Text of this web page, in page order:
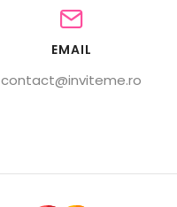
EMAIL
contact@inviteme.ro